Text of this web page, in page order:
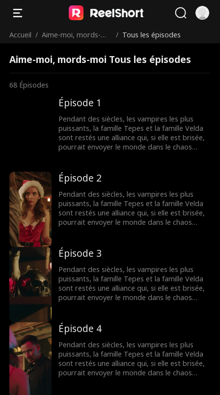
Accueil / Aime-moi, mords-mo
/ Tous les épisodes
Aime-moi, mords-moi Tous les épisodes
68 Épisodes
Épisode 1
Pendant des siècles, les vampires les plus
puissants, la famille Tepes et la famille Velda
sont restés une alliance qui, si elle est brisée,
pourrait envoyer le monde dans le chaos
normale Sammantha Evans, une serveuse du
club Dracula appartenant aux puissants Alarik
Tepes. Une nuit fatidique le réveillon du
Nouvel An, le monde sera changé pour
toujours…
Épisode 2
Pendant des siècles, les vampires les plus
puissants, la famille Tepes et la famille Velda
sont restés une alliance qui, si elle est brisée,
pourrait envoyer le monde dans le chaos
normale Sammantha Evans, une serveuse du
club Dracula appartenant aux puissants Alarik
Tepes. Une nuit fatidique le réveillon du
Nouvel An, le monde sera changé pour
toujours…
Épisode 3
Pendant des siècles, les vampires les plus
puissants, la famille Tepes et la famille Velda
sont restés une alliance qui, si elle est brisée,
pourrait envoyer le monde dans le chaos
normale Sammantha Evans, une serveuse du
club Dracula appartenant aux puissants Alarik
Tepes. Une nuit fatidique le réveillon du
Nouvel An, le monde sera changé pour
toujours…
Épisode 4
Pendant des siècles, les vampires les plus
puissants, la famille Tepes et la famille Velda
sont restés une alliance qui, si elle est brisée,
pourrait envoyer le monde dans le chaos